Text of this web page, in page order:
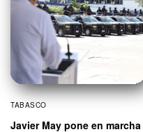
TABASCO
Javier May pone en marcha